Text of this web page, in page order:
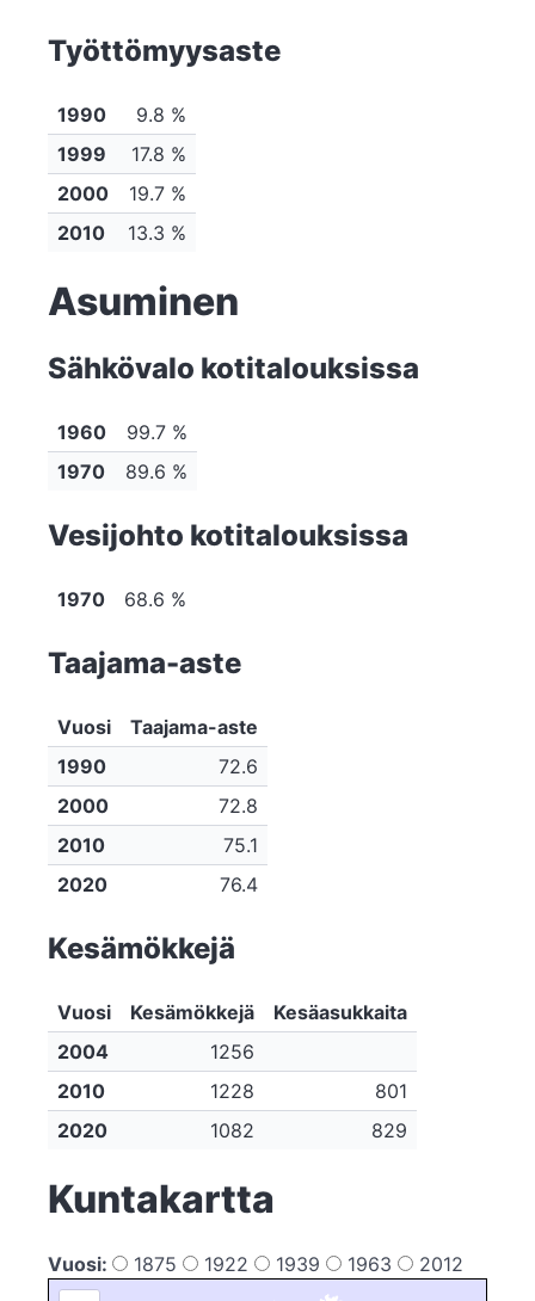
Työttömyysaste
1990
9.8 %
1999
17.8 %
2000
19.7 %
2010
13.3 %
Asuminen
Sähkövalo kotitalouksissa
1960
99.7 %
1970
89.6 %
Vesijohto kotitalouksissa
1970 68.6 %
Taajama-aste
Vuosi
Taajama-aste
1990
72.6
2000
72.8
2010
75.1
2020
76.4
Kesämökkejä
Vuosi Kesämökkejä
Kesäasukkaita
2004
1256
2010
1228
801
2020
1082 829
Kuntakartta
Vuosi: 1875 1922 1939 1963 2012